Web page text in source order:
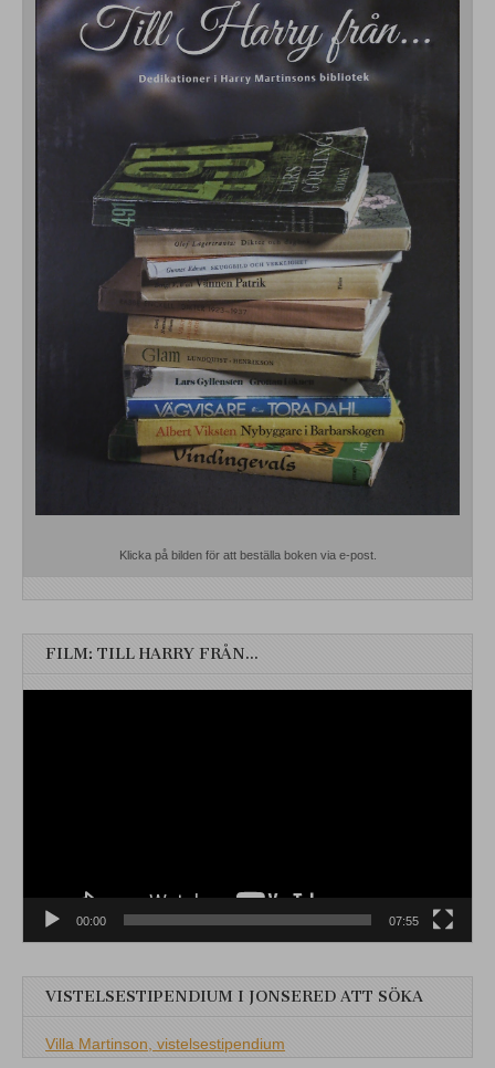
Klicka på bilden för att beställa boken via e-post.
FILM: TILL HARRY FRÅN…
00:00 07:55
VISTELSESTIPENDIUM I JONSERED ATT SÖKA
Villa Martinson, vistelsestipendium